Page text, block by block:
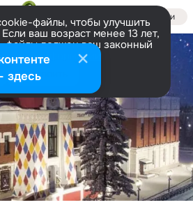
Войти
файлы, чтобы улучшить
ваш возраст менее 13 лет,
файлы должен ваш законный
информации
Настроить
здесь